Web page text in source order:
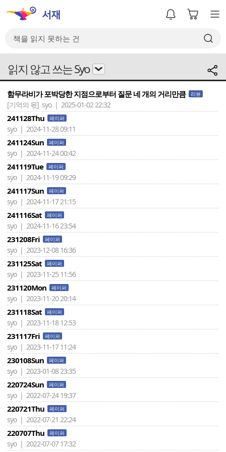
읽지 않고 쓰는 Syo
함무라비가 포박당한 지점으로부터 질문 네 개의 거리만큼 리뷰
[기억의 몫] syo | 2025-01-02 22:32
241128Thu 페이퍼
syo | 2024-11-28 09:11
241124Sun 페이퍼
syo | 2024-11-24 00:42
241119Tue 페이퍼
syo | 2024-11-19 09:29
241117Sun 페이퍼
syo | 2024-11-17 21:15
241116Sat 페이퍼
syo | 2024-11-16 23:54
231208Fri 페이퍼
syo | 2023-12-08 16:36
231125Sat 페이퍼
syo | 2023-11-25 11:56
231120Mon 페이퍼
syo | 2023-11-20 20:14
231118Sat 페이퍼
syo | 2023-11-18 12:53
231117Fri 페이퍼
syo | 2023-11-17 11:24
230108Sun 페이퍼
syo | 2023-01-08 23:35
220724Sun 페이퍼
syo | 2022-07-24 19:37
220721Thu 페이퍼
syo | 2022-07-21 22:24
220707Thu 페이퍼
syo | 2022-07-07 17:32